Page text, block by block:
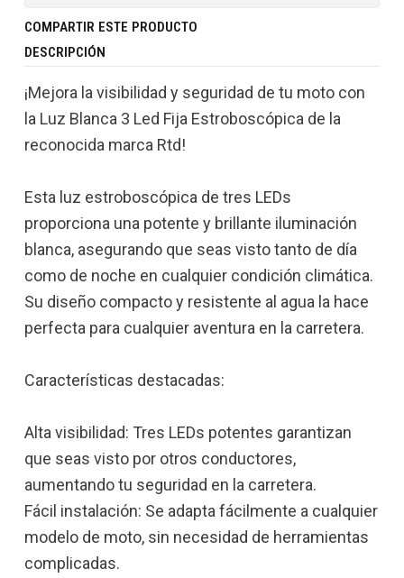
COMPARTIR ESTE PRODUCTO
DESCRIPCIÓN
¡Mejora la visibilidad y seguridad de tu moto con
la Luz Blanca 3 Led Fija Estroboscópica de la
reconocida marca Rtd!
Esta luz estroboscópica de tres LEDs
proporciona una potente y brillante iluminación
blanca, asegurando que seas visto tanto de día
como de noche en cualquier condición climática.
Su diseño compacto y resistente al agua la hace
perfecta para cualquier aventura en la carretera.
Características destacadas:
Alta visibilidad: Tres LEDs potentes garantizan
que seas visto por otros conductores,
aumentando tu seguridad en la carretera.
Fácil instalación: Se adapta fácilmente a cualquier
modelo de moto, sin necesidad de herramientas
complicadas.